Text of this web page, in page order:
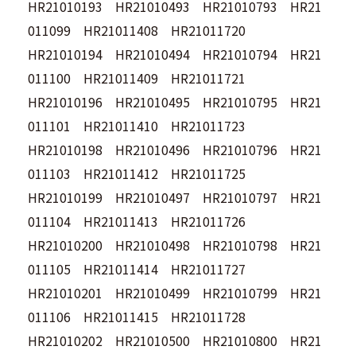
HR21010193 HR21010493 HR21010793 HR21
011099 HR21011408 HR21011720
HR21010194 HR21010494 HR21010794 HR21
011100 HR21011409 HR21011721
HR21010196 HR21010495 HR21010795 HR21
011101 HR21011410 HR21011723
HR21010198 HR21010496 HR21010796 HR21
011103 HR21011412 HR21011725
HR21010199 HR21010497 HR21010797 HR21
011104 HR21011413 HR21011726
HR21010200 HR21010498 HR21010798 HR21
011105 HR21011414 HR21011727
HR21010201 HR21010499 HR21010799 HR21
011106 HR21011415 HR21011728
HR21010202 HR21010500 HR21010800 HR21